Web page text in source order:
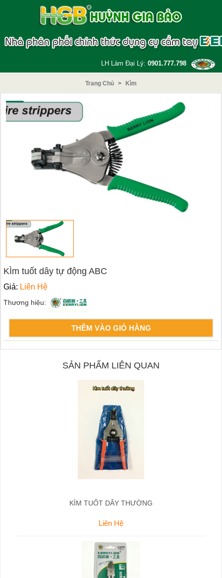
LH Làm Đại Lý: 0901.777.798
Trang Chủ > Kìm
KÌm tuốt dây tự động ABC
Giá: Liên Hệ
Thương hiệu:
THÊM VÀO GIỎ HÀNG
SẢN PHẨM LIÊN QUAN
KÌM TUỐT DÂY THƯỜNG
Liên Hệ